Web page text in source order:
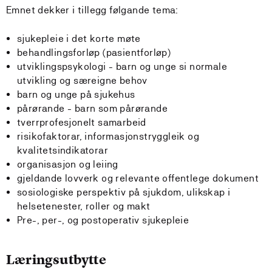
Emnet dekker i tillegg følgande tema:
sjukepleie i det korte møte
behandlingsforløp (pasientforløp)
utviklingspsykologi - barn og unge si normale
utvikling og særeigne behov
barn og unge på sjukehus
pårørande - barn som pårørande
tverrprofesjonelt samarbeid
risikofaktorar, informasjonstryggleik og
kvalitetsindikatorar
organisasjon og leiing
gjeldande lovverk og relevante offentlege dokument
sosiologiske perspektiv på sjukdom, ulikskap i
helsetenester, roller og makt
Pre-, per-, og postoperativ sjukepleie
Læringsutbytte